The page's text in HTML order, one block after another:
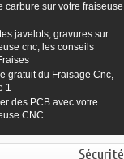
carbure sur votre fraiseuse
javelots, gravures sur
cnc, les conseils
gratuit du Fraisage Cnc,
1
des PCB avec votre
CNC
Sécurité